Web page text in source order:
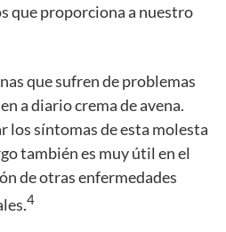
que proporciona a nuestro
que sufren de problemas
a diario crema de avena.
los síntomas de esta molesta
también es muy útil en el
de otras enfermedades
4